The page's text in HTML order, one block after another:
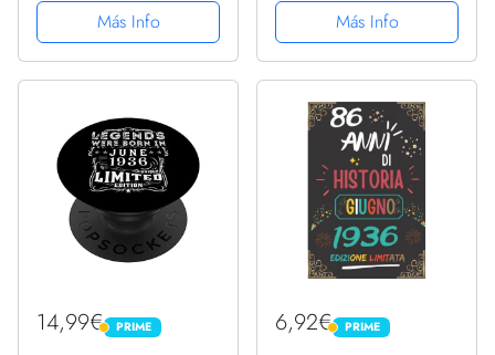
PopGrip Intercambiable
Más Info
PopGrip Intercambiable
Más Info
14,99€ PRIME
PRIME 6,92€ PRIME
PRIME